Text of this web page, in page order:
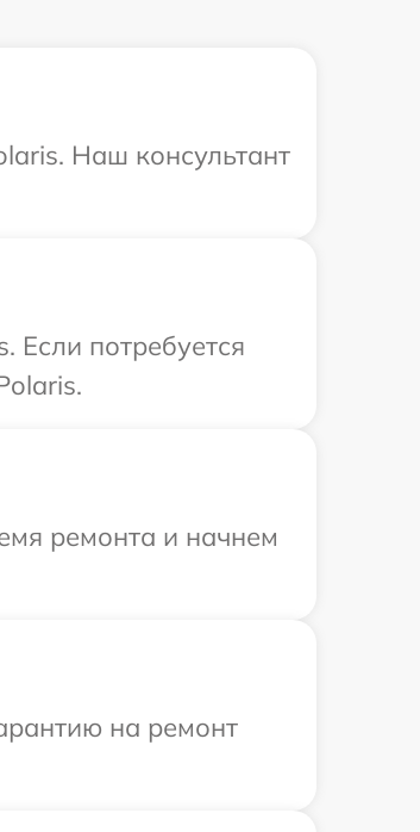
Наш консультант
Если потребуется
ремонта и начнем
на ремонт